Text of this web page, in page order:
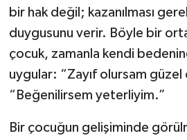
bir hak değil; kazanılması
duygusunu verir. Böyle bir
çocuk, zamanla kendi
uygular: “Zayıf olursam güzel
“Beğenilirsem yeterliyim.”
Bir çocuğun gelişiminde